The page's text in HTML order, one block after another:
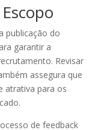
publicação do
garantir a
Revisar
assegura que
atrativa para os
de feedback